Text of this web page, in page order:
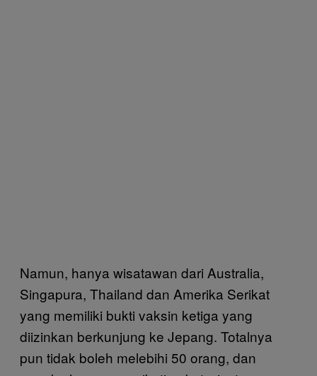
Namun, hanya wisatawan dari Australia,
Singapura, Thailand dan Amerika Serikat
yang memiliki bukti vaksin ketiga yang
diizinkan berkunjung ke Jepang. Totalnya
pun tidak boleh melebihi 50 orang, dan